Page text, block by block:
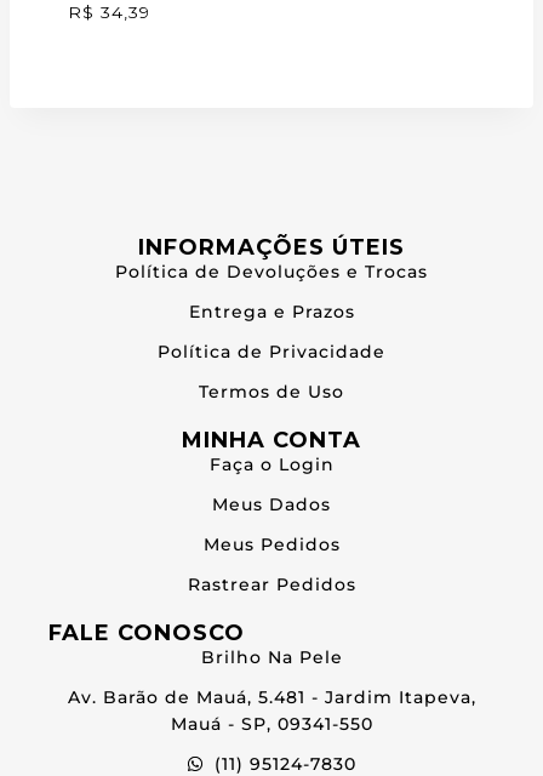
R$ 34,39
INFORMAÇÕES ÚTEIS
Política de Devoluções e Trocas
Entrega e Prazos
Política de Privacidade
Termos de Uso
MINHA CONTA
Faça o Login
Meus Dados
Meus Pedidos
Rastrear Pedidos
FALE CONOSCO
Brilho Na Pele
Av. Barão de Mauá, 5.481 - Jardim Itapeva,
Mauá - SP, 09341-550
(11) 95124-7830